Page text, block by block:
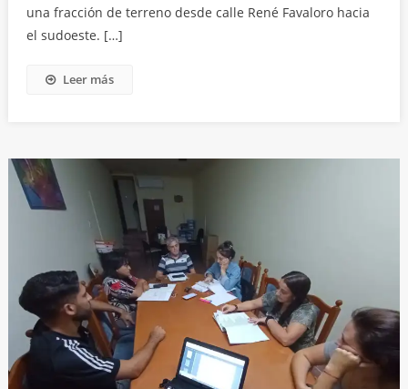
una fracción de terreno desde calle René Favaloro hacia
el sudoeste. […]
Leer más